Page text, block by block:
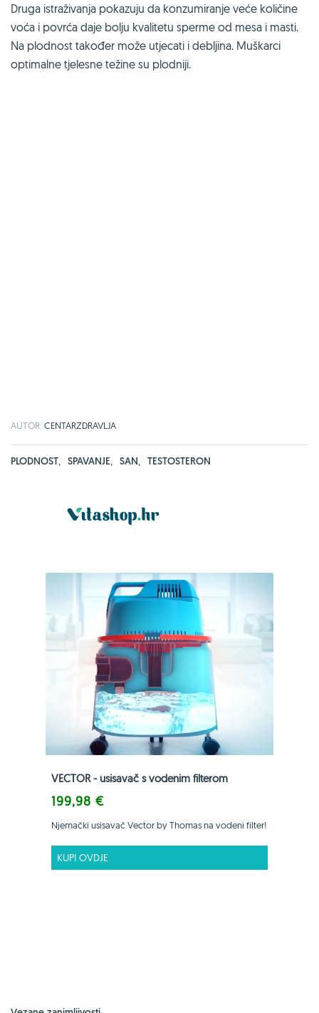
Druga istraživanja pokazuju da konzumiranje veće količine
voća i povrća daje bolju kvalitetu sperme od mesa i masti.
Na plodnost također može utjecati i debljina. Muškarci
optimalne tjelesne težine su plodniji.
AUTOR: CENTARZDRAVLJA
PLODNOST, SPAVANJE, SAN, TESTOSTERON
VECTOR - usisavač s vodenim filterom
199,98 €
Njemački usisavač Vector by Thomas na vodeni filter!
KUPI OVDJE